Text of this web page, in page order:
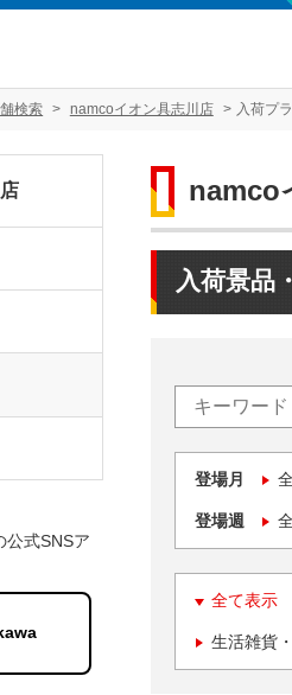
検索 namcoイオン具志川店 入荷プ
namco
入荷景品
登場月
登場週
全て表示
生活雑貨
公式SNSア